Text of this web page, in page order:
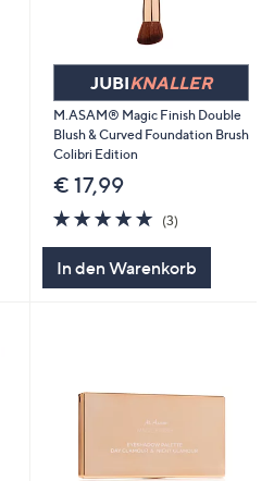
JUBIKNALLER
M.ASAM® Magic Finish Double
Blush & Curved Foundation Brush
Colibri Edition
€ 17,99
5.0
von
(3)3
In den Warenkorb